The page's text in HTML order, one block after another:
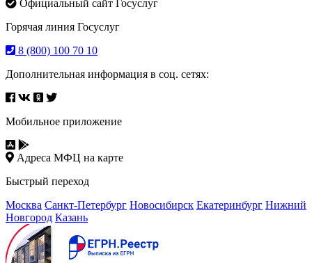
Официальный сайт Госуслуг
Горячая линия Госуслуг
8 (800) 100 70 10
Дополнительная информация в соц. сетях:
Мобильное приложение
Адреса МФЦ на карте
Быстрый переход
Москва Санкт-Петербург Новосибирск Екатеринбург Нижний
Новгород Казань